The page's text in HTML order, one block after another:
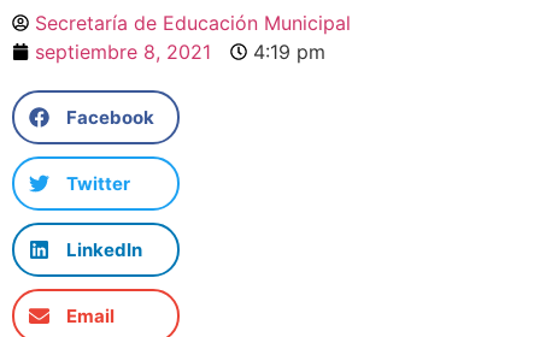
Secretaría de Educación Municipal
septiembre 8, 2021
4:19 pm
Facebook
Twitter
LinkedIn
Email